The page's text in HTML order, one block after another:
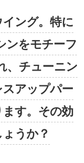
ング。特に
ンをモチーフ
、チューニン
アップパー
す。その効
うか？